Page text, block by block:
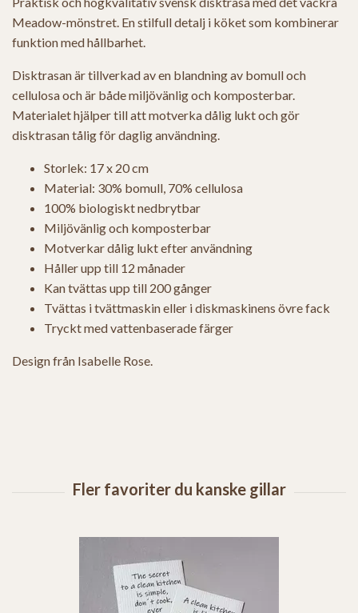
Meadow-mönstret. En stilfull detalj i köket som kombinerar
funktion med hållbarhet.
Disktrasan är tillverkad av en blandning av bomull och
cellulosa och är både miljövänlig och komposterbar.
Materialet hjälper till att motverka dålig lukt och gör
disktrasan tålig för daglig användning.
Storlek: 17 x 20 cm
Material: 30% bomull, 70% cellulosa
100% biologiskt nedbrytbar
Miljövänlig och komposterbar
Motverkar dålig lukt efter användning
Håller upp till 12 månader
Kan tvättas upp till 200 gånger
Tvättas i tvättmaskin eller i diskmaskinens övre fack
Tryckt med vattenbaserade färger
Design från Isabelle Rose.